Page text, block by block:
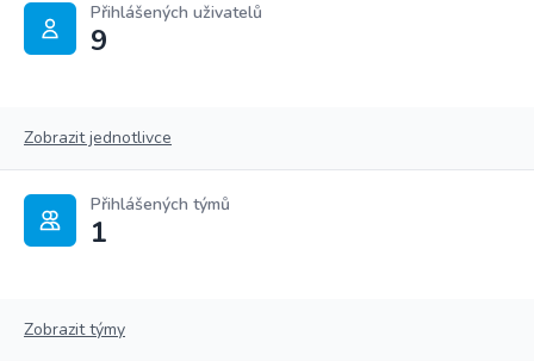
Přihlášených uživatelů
9
Zobrazit jednotlivce
Přihlášených týmů
1
Zobrazit týmy